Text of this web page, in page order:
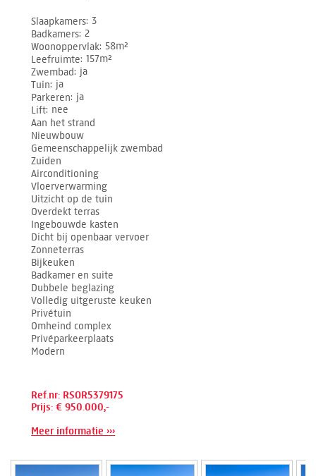
Slaapkamers 3
Badkamers 2
Woonoppervlak 58m²
Leefruimte 157m²
Zwembad ja
Tuin ja
Parkeren ja
Lift nee
Aan het strand
Nieuwbouw
Gemeenschappelijk zwembad
Zuiden
Airconditioning
Vloerverwarming
Uitzicht op de tuin
Overdekt terras
Ingebouwde kasten
Dicht bij openbaar vervoer
Zonneterras
Bijkeuken
Badkamer en suite
Dubbele beglazing
Volledig uitgeruste keuken
Privétuin
Omheind complex
Privéparkeerplaats
Modern
Ref.nr: RSOR5379175
Prijs: € 950.000,-
Meer informatie ›››